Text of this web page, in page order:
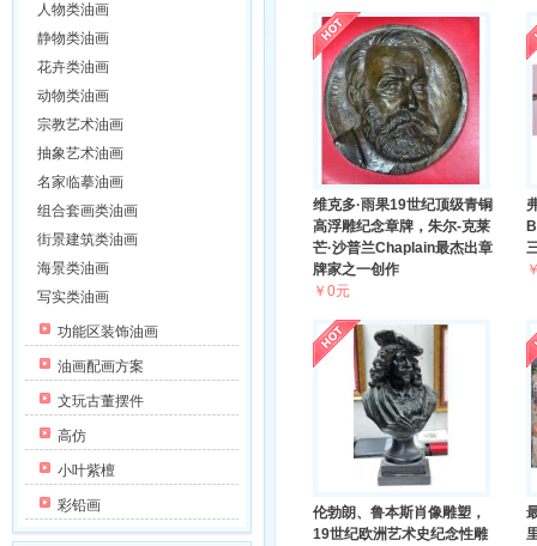
人物类油画
静物类油画
花卉类油画
动物类油画
宗教艺术油画
抽象艺术油画
名家临摹油画
组合套画类油画
街景建筑类油画
海景类油画
写实类油画
功能区装饰油画
油画配画方案
文玩古董摆件
高仿
小叶紫檀
彩铅画
维克多·雨果19世纪顶级青铜
高浮雕纪念章牌，朱尔-克莱
芒·沙普兰Chaplain最杰出章
牌家之一创作
￥0元
伦勃朗、鲁本斯肖像雕塑，
19世纪欧洲艺术史纪念性雕